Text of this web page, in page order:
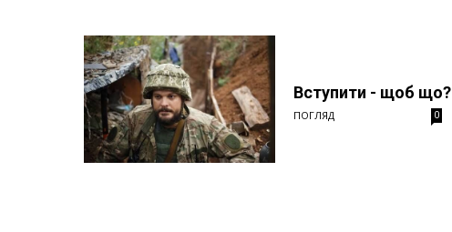
Вступити - щоб що?
ПОГЛЯД 0